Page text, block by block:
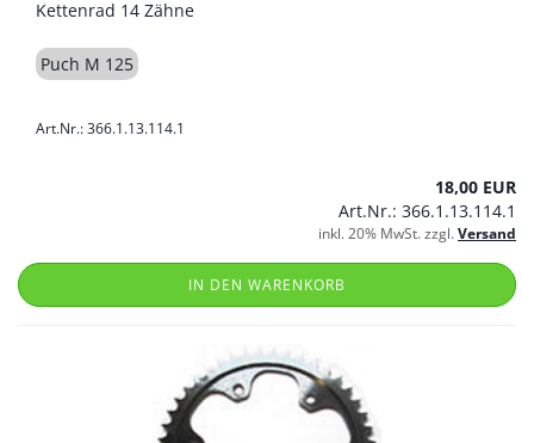
Kettenrad 14 Zähne
Puch M 125
Art.Nr.: 366.1.13.114.1
18,00 EUR
Art.Nr.: 366.1.13.114.1
inkl. 20% MwSt. zzgl.Versand
IN DEN WARENKORB